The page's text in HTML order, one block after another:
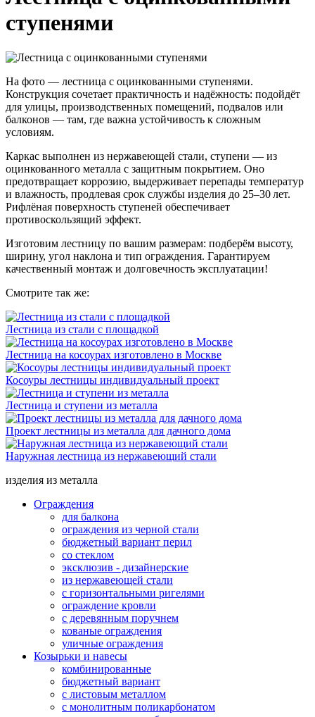
ступенями
На фото — лестница с оцинкованными ступенями.
Конструкция сочетает практичность и надёжность: подойдёт
для улицы, производственных помещений, подвалов или
балконов — там, где важна устойчивость к сложным
условиям.
Каркас выполнен из нержавеющей стали, ступени — из
оцинкованного металла с защитным покрытием. Оно
предотвращает коррозию, выдерживает перепады температур
и влажность, продлевая срок службы изделия до 25–30 лет.
Рифлёная поверхность ступеней обеспечивает
противоскользящий эффект.
Изготовим лестницу по вашим размерам: подберём высоту,
ширину, угол наклона и тип ограждения. Гарантируем
качественный монтаж и долговечность эксплуатации!
Смотрите так же:
Лестница из стали с площадкой
Лестница на косоурах изготовлено в Москве
Косоуры лестницы индивидуальный проект
Лестница и ступени из металла
Проект лестницы из металла для дачного дома
Наружная лестница из нержавеющий стали
изделия из металла
Ограждения
для балкона
ограждения из черной стали
бюджетный вариант перил
со стеклом
эксклюзив - дизайнерские
из нержавеющей стали
с горизонтальными ригелями
ограждение кровли
с деревянным поручнем
кованые ограждения
уличные ограждения
Козырьки и навесы
комбинированные
бюджетный вариант
с листовым металлом
с монолитным поликарбонатом